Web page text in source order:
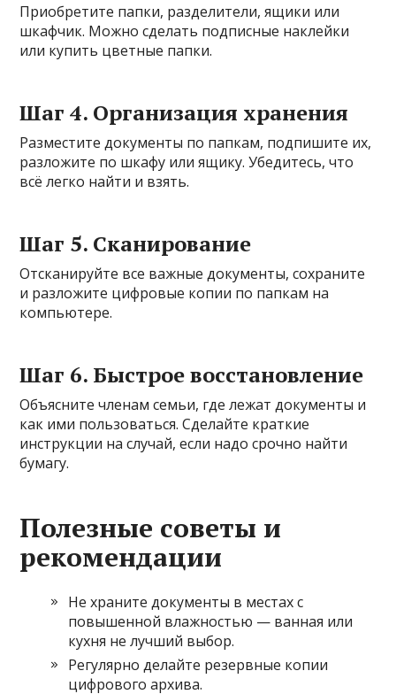
Приобретите папки, разделители, ящики или
шкафчик. Можно сделать подписные наклейки
или купить цветные папки.
Шаг 4. Организация хранения
Разместите документы по папкам, подпишите их,
разложите по шкафу или ящику. Убедитесь, что
всё легко найти и взять.
Шаг 5. Сканирование
Отсканируйте все важные документы, сохраните
и разложите цифровые копии по папкам на
компьютере.
Шаг 6. Быстрое восстановление
Объясните членам семьи, где лежат документы и
как ими пользоваться. Сделайте краткие
инструкции на случай, если надо срочно найти
бумагу.
Полезные советы и
рекомендации
Не храните документы в местах с
повышенной влажностью — ванная или
кухня не лучший выбор.
Регулярно делайте резервные копии
цифрового архива.